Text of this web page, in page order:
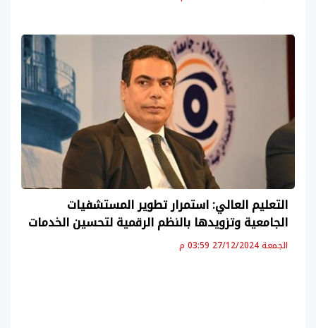
التعليم العالي: استمرار تطوير المستشفيات
الجامعية وتزويدها بالنظم الرقمية لتحسين الخدمات
الجمعة 27/12/2024 03:59 م